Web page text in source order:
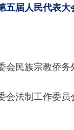
第五届人民代
会民族宗教侨
会法制工作委